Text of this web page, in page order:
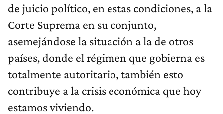
de juicio político, en estas condiciones, a la
Corte Suprema en su conjunto,
asemejándose la situación a la de otros
países, donde el régimen que gobierna es
totalmente autoritario, también esto
contribuye a la crisis económica que hoy
estamos viviendo.